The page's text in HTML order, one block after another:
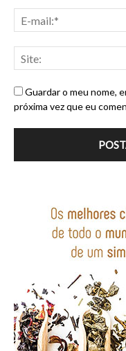
Guardar o meu nome,
próxima vez que eu